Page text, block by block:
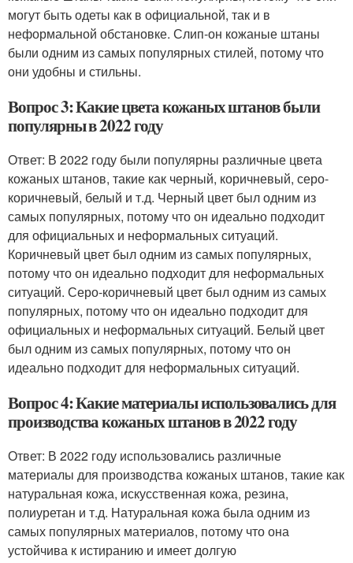
могут быть одеты как в официальной, так и в
неформальной обстановке. Слип-он кожаные штаны
были одним из самых популярных стилей, потому что
они удобны и стильны.
Вопрос 3: Какие цвета кожаных штанов были
популярны в 2022 году
Ответ: В 2022 году были популярны различные цвета
кожаных штанов, такие как черный, коричневый, серо-
коричневый, белый и т.д. Черный цвет был одним из
самых популярных, потому что он идеально подходит
для официальных и неформальных ситуаций.
Коричневый цвет был одним из самых популярных,
потому что он идеально подходит для неформальных
ситуаций. Серо-коричневый цвет был одним из самых
популярных, потому что он идеально подходит для
официальных и неформальных ситуаций. Белый цвет
был одним из самых популярных, потому что он
идеально подходит для неформальных ситуаций.
Вопрос 4: Какие материалы использовались для
производства кожаных штанов в 2022 году
Ответ: В 2022 году использовались различные
материалы для производства кожаных штанов, такие как
натуральная кожа, искусственная кожа, резина,
полиуретан и т.д. Натуральная кожа была одним из
самых популярных материалов, потому что она
устойчива к истиранию и имеет долгую